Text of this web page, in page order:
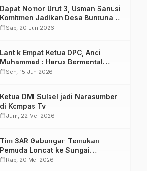
Dapat Nomor Urut 3, Usman Sanusi
Komitmen Jadikan Desa Buntuna
Jauh lebih Baik
calendar_monthSab, 20 Jun 2026
Lantik Empat Ketua DPC, Andi
Muhammad : Harus Bermental
Pejuang
calendar_monthSen, 15 Jun 2026
Ketua DMI Sulsel jadi Narasumber
di Kompas Tv
calendar_monthJum, 22 Mei 2026
Tim SAR Gabungan Temukan
Pemuda Loncat ke Sungai
Pampang Makassar
calendar_monthRab, 20 Mei 2026